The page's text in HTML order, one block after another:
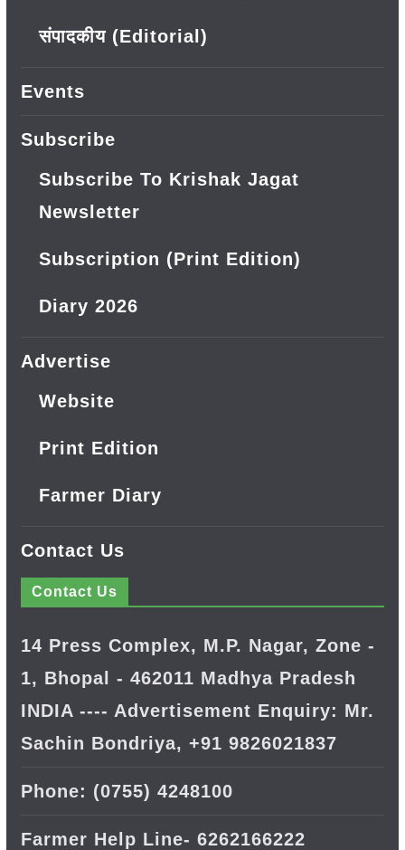
संपादकीय (Editorial)
Events
Subscribe
Subscribe To Krishak Jagat
Newsletter
Subscription (Print Edition)
Diary 2026
Advertise
Website
Print Edition
Farmer Diary
Contact Us
Contact Us
14 Press Complex, M.P. Nagar, Zone -
1, Bhopal - 462011 Madhya Pradesh
INDIA ---- Advertisement Enquiry: Mr.
Sachin Bondriya, +91 9826021837
Phone: (0755) 4248100
Farmer Help Line- 6262166222